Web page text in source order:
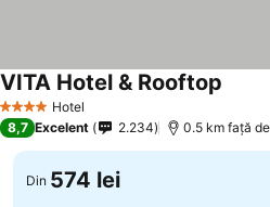
4 Stele Hotel
VITA Hotel & Rooftop
8,7 Excelent 2.234 0.5 km faţă
Din 574 lei